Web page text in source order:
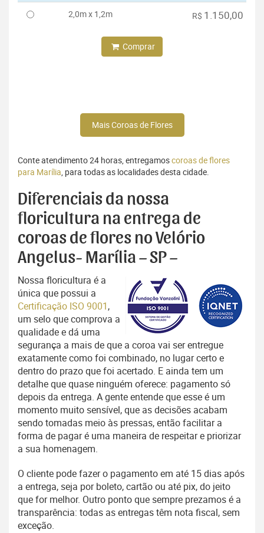
2,0m x 1,2m R$ 1.150,00
Comprar
Mais Coroas de Flores
Conte atendimento 24 horas, entregamoscoroas de flores
para Marília, para todas as localidades desta cidade.
Diferenciais da nossa
floricultura na entrega de
coroas de flores no Velório
Angelus- Marília – SP –
Nossa floricultura é a
única que possui a
Certificação ISO 9001,
um selo que comprova a
qualidade e dá uma
segurança a mais de que a coroa vai ser entregue
exatamente como foi combinado, no lugar certo e
dentro do prazo que foi acertado. E ainda tem um
detalhe que quase ninguém oferece: pagamento só
depois da entrega. A gente entende que esse é um
momento muito sensível, que as decisões acabam
sendo tomadas meio às pressas, então facilitar a
forma de pagar é uma maneira de respeitar e priorizar
a sua homenagem.
O cliente pode fazer o pagamento em até 15 dias após
a entrega, seja por boleto, cartão ou até pix, do jeito
que for melhor. Outro ponto que sempre prezamos é a
transparência: todas as entregas têm nota fiscal, sem
exceção.